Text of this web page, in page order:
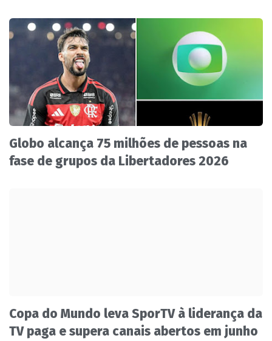
Globo alcança 75 milhões de pessoas na
fase de grupos da Libertadores 2026
Copa do Mundo leva SporTV à liderança da
TV paga e supera canais abertos em junho